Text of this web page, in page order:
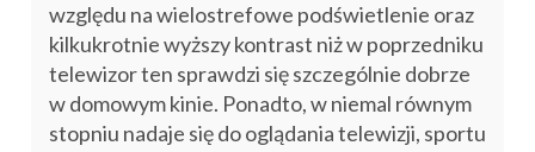
względu na wielostrefowe podświetlenie oraz
kilkukrotnie wyższykontrast niż w poprzedniku
telewizor ten sprawdzi sięszczególnie dobrze
w domowym kinie. Ponadto, wniemal równym
stopniu nadaje się dooglądania telewizji, sportu